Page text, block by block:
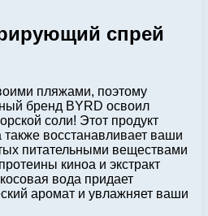
спрей
пляжами, поэтому
бренд BYRD освоил
соли! Этот продукт
также восстанавливает ваши
питательными веществами
киноа и экстракт
вода придает
аромат и увлажняет ваши